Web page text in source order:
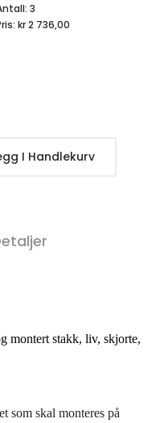
3
kr 2 736,00
I Handlekurv
montert stakk, liv, skjorte,
som skal monteres på